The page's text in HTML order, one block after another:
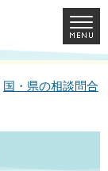
国・県の相談問合